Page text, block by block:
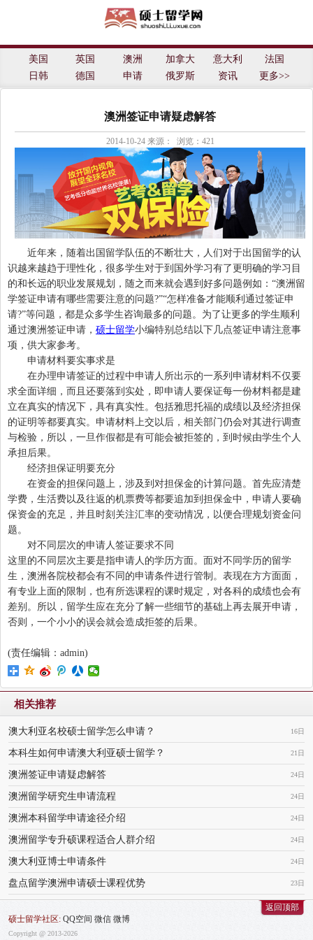
士留学网
美国 英国 澳洲 加拿大 意大利
法国
日韩
德国 申请 俄罗斯 资讯 更多>>
澳洲签证申请疑虑解答
2014-10-24来源： 浏览： 421
近年来，随着出国留学队伍的不断壮大，人们对于出国留学的认
识越来越趋于理性化，很多学生对于到国外学习有了更明确的学习目
的和长远的职业发展规划，随之而来就会遇到好多问题例如：“澳洲留
学签证申请有哪些需要注意的问题?”“怎样准备才能顺利通过签证申
请?”等问题，都是众多学生咨询最多的问题。为了让更多的学生顺利
通过澳洲签证申请， 硕士留学小编特别总结以下几点签证申请注意事
项，供大家参考。
申请材料要实事求是
在办理申请签证的过程中申请人所出示的一系列申请材料不仅要
求全面详细，而且还要落到实处，即申请人要保证每一份材料都是建
立在真实的情况下，具有真实性。包括雅思托福的成绩以及经济担保
的证明等都要真实。申请材料上交以后，相关部门仍会对其进行调查
与检验，所以，一旦作假都是有可能会被拒签的，到时候由学生个人
承担后果。
经济担保证明要充分
在资金的担保问题上，涉及到对担保金的计算问题。首先应清楚
学费，生活费以及往返的机票费等都要追加到担保金中，申请人要确
保资金的充足，并且时刻关注汇率的变动情况，以便合理规划资金问
题。
对不同层次的申请人签证要求不同
这里的不同层次主要是指申请人的学历方面。面对不同学历的留学
生，澳洲各院校都会有不同的申请条件进行管制。表现在方方面面，
有专业上面的限制，也有所选课程的课时规定，对各科的成绩也会有
差别。所以，留学生应在充分了解一些细节的基础上再去展开申请，
否则，一个小小的误会就会造成拒签的后果。
(责任编辑：admin)
相关推荐
澳大利亚名校硕士留学怎么申请？ 16日
本科生如何申请澳大利亚硕士留学？ 21日
澳洲签证申请疑虑解答 24日
澳洲留学研究生申请流程 24日
澳洲本科留学申请途径介绍 24日
澳洲留学专升硕课程适合人群介绍 24日
澳大利亚博士申请条件 24日
盘点留学澳洲申请硕士课程优势 23日
硕士留学社区: QQ空间 微信 微博
Copyright @ 2013-2026
返回顶部